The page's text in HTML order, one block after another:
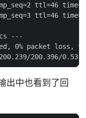
ttl=46
ttl=46
---
0% packet loss,
出中也看到了回